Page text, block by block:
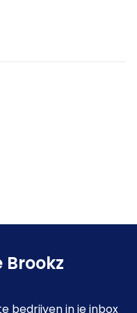
Brookz
bedrijven in je inbox